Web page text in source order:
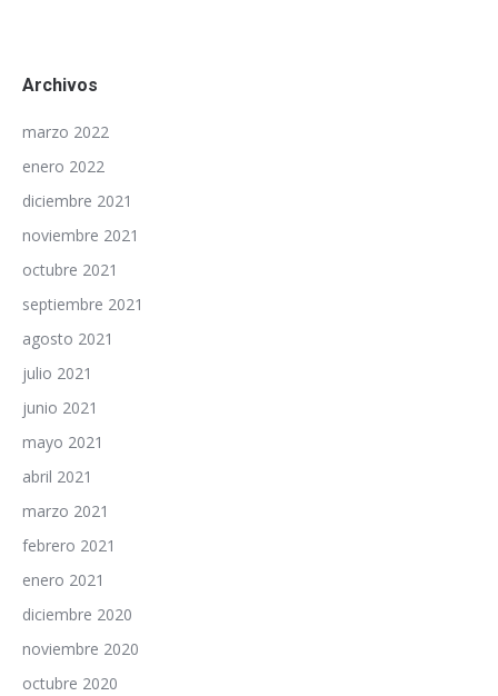
Archivos
marzo 2022
enero 2022
diciembre 2021
noviembre 2021
octubre 2021
septiembre 2021
agosto 2021
julio 2021
junio 2021
mayo 2021
abril 2021
marzo 2021
febrero 2021
enero 2021
diciembre 2020
noviembre 2020
octubre 2020